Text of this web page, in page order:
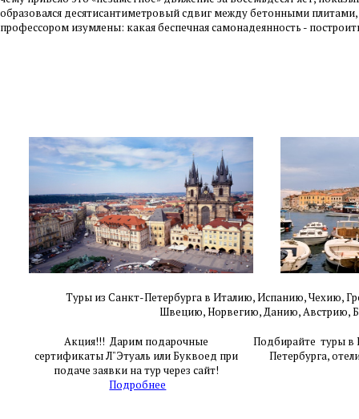
образовался десятисантиметровый сдвиг между бетонными
профессором изумлены: какая беспечная самонадеянность -
Туры из Санкт-Петербурга в Италию, Испанию, Чехию,
Швецию,Норвегию, Данию, Австрию,
Акция!!! Дарим подарочные
сертификаты Л"Этуаль или Буквоед при
подаче заявки на тур через сайт!
Подробнее
Подбирайте туры в
Петербурга,